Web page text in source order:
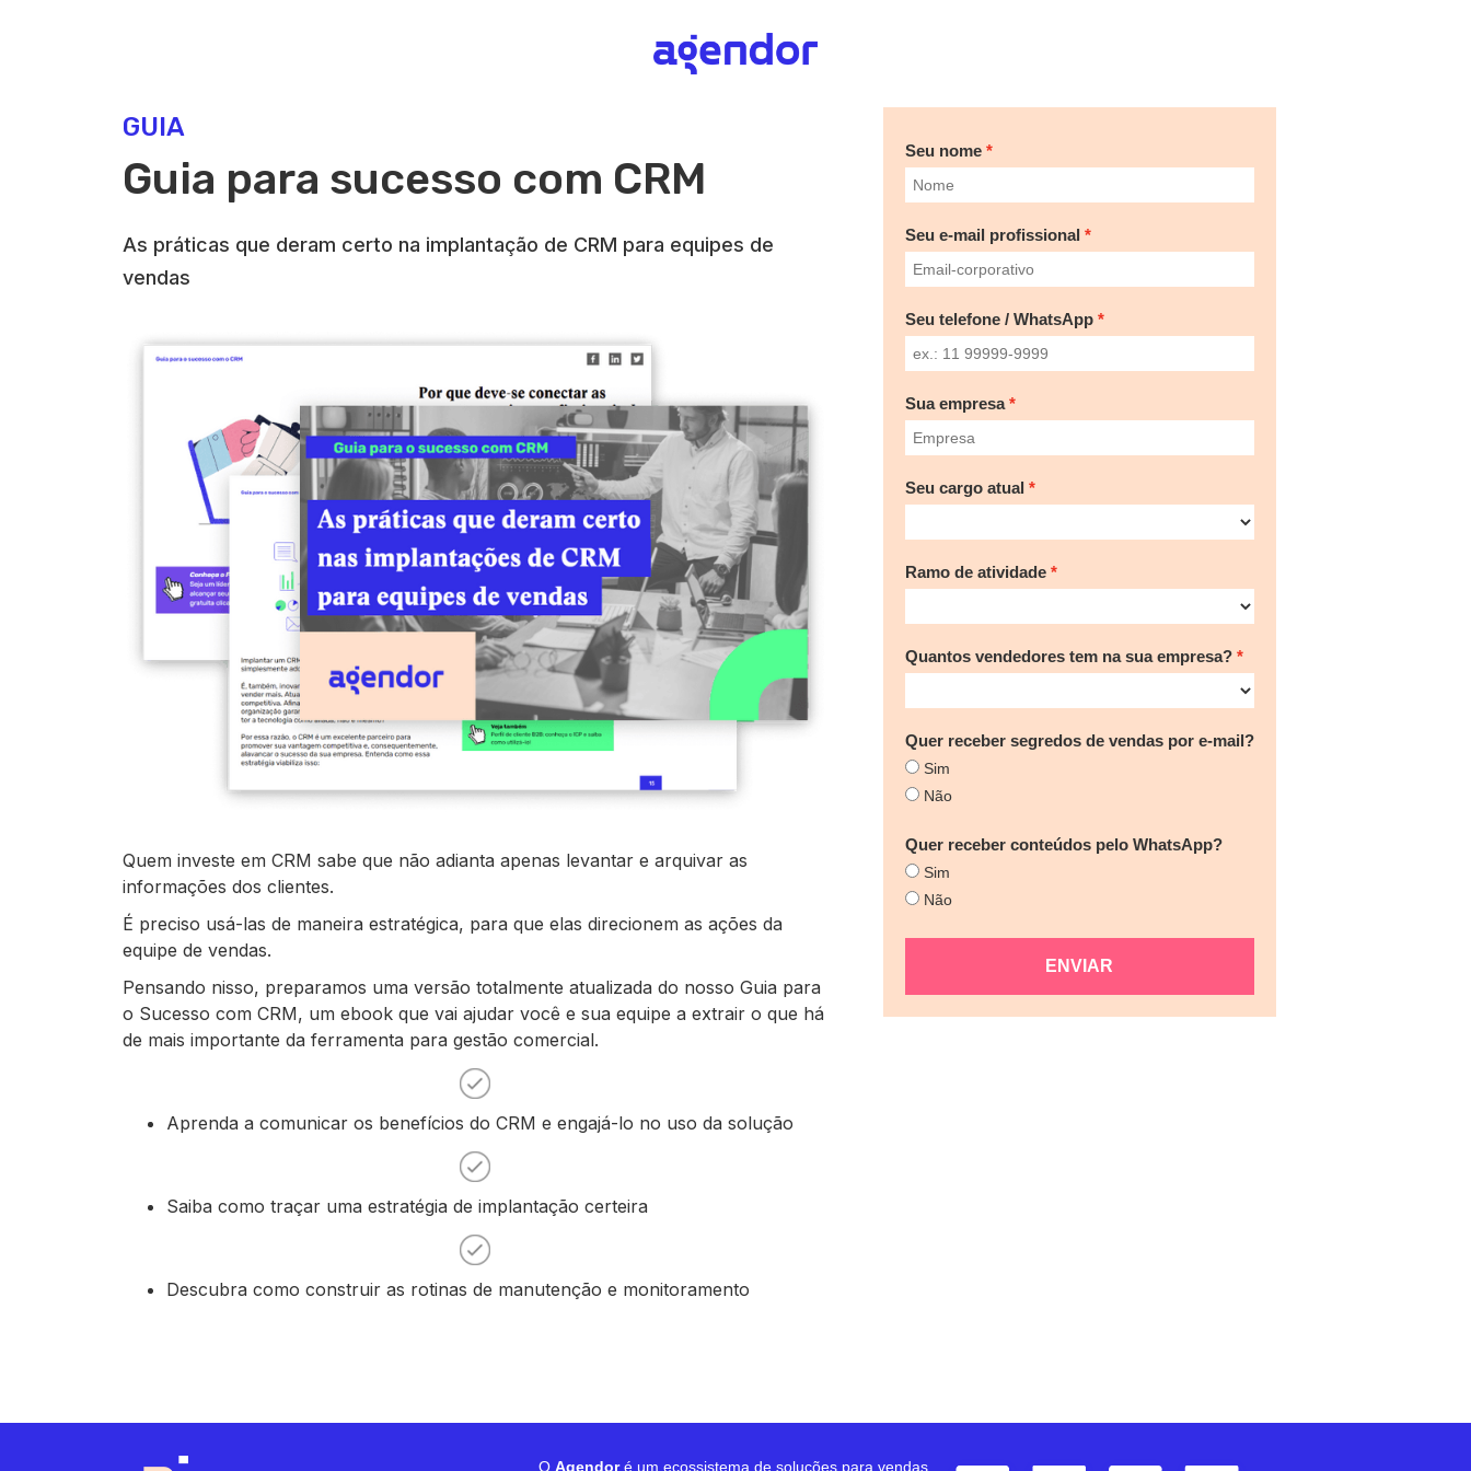
GUIA
Guia para sucesso com CRM
As práticas que deram certo na implantação de CRM para equipes de
vendas
Quem investe em CRM sabe que não adianta apenas levantar e arquivar as
informações dos clientes.
É preciso usá-las de maneira estratégica, para que elas direcionem as ações da
equipe de vendas.
Pensando nisso, preparamos uma versão totalmente atualizada do nosso Guia para
o Sucesso com CRM, um ebook que vai ajudar você e sua equipe a extrair o que há
de mais importante da ferramenta para gestão comercial.
Aprenda a comunicar os benefícios do CRM e engajá-lo no uso da solução
Saiba como traçar uma estratégia de implantação certeira
Descubra como construir as rotinas de manutenção e monitoramento
Seu nome
Seu e-mail profissional
Seu telefone / WhatsApp
Sua empresa
Seu cargo atual
Ramo de atividade
Quantos vendedores tem na sua empresa?
Quer receber segredos de vendas por e-mail?
Sim
Não
Quer receber conteúdos pelo WhatsApp?
Sim
Não
ENVIAR
O Agendoré um ecossistema de soluções para vendas